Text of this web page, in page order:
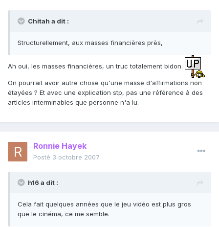
Chitah a dit :
Structurellement, aux masses financières près,
Ah oui, les masses financières, un truc totalement bidon.
On pourrait avoir autre chose qu'une masse d'affirmations non
étayées ? Et avec une explication stp, pas une référence à des
articles interminables que personne n'a lu.
Ronnie Hayek
Posté 3 octobre 2007
h16 a dit :
Cela fait quelques années que le jeu vidéo est plus gros
que le cinéma, ce me semble.